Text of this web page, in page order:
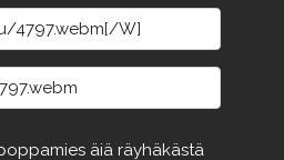
äiä räyhäkästä